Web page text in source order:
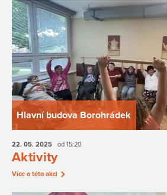
Hlavní budova Borohrádek
22. 05. 2025 od 15:20
Aktivity
Více o této akci